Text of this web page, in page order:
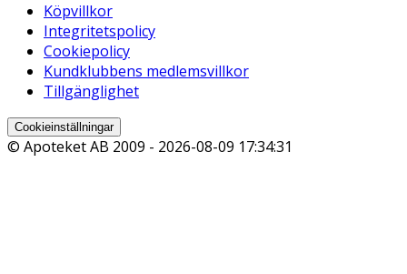
Köpvillkor
Integritetspolicy
Cookiepolicy
Kundklubbens medlemsvillkor
Tillgänglighet
Cookieinställningar
© Apoteket AB 2009 - 2026-08-09 17:34:31